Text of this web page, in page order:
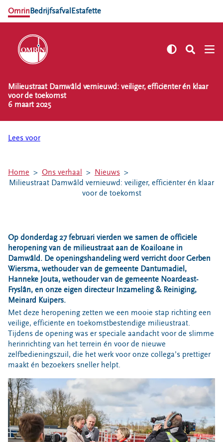
OmrinBedrijfsafval Estafette
NL EN
Omrin Afvalapp
Milieustraten
Milieupas aanvragen
Ons verhaal
Nieuws
Ontdek Omrin
Over Omrin
Hier werken we aan
Ecopark De Wierde
Reststoffen Energie Centrale
Projecten
Storing, klacht of vraag
Klantenservice SYP
VeeIgestelde vragen
Pers
Milieustraat Damwâld vernieuwd: veiliger, efficiënter én klaar
voor de toekomst
6 maart 2025
Lees voor
Home Ons verhaal
Nieuws
Milieustraat Damwâld vernieuwd: veiliger, efficiënter én klaar
voor de toekomst
Op donderdag 27 februari vierden we samen de officiële
heropening van de milieustraat aan de Koailoane in
Damwâld. De openingshandeling werd verricht door Gerben
Wiersma, wethouder van de gemeente Dantumadiel,
Hanneke Jouta, wethouder van de gemeente Noardeast-
Fryslân, en onze eigen directeur Inzameling & Reiniging,
Meinard Kuipers.
Met deze heropening zetten we een mooie stap richting een
veilige, efficiënte en toekomstbestendige milieustraat.
Tijdens de opening was er speciale aandacht voor de slimme
herinrichting van het terrein én voor de nieuwe
zelfbedieningszuil, die het werk voor onze collega’s prettiger
maakt én bezoekers sneller helpt.